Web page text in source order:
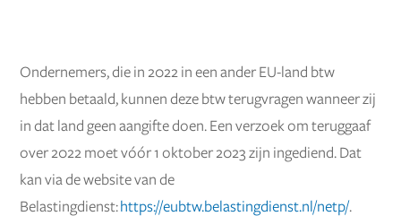
Ondernemers, die in 2022 in een ander EU-land btw
hebben betaald, kunnen deze btw terugvragen wanneer zij
in dat land geen aangifte doen. Een verzoek om teruggaaf
over 2022 moet vóór 1 oktober 2023 zijn ingediend. Dat
kan via de website van de
Belastingdienst: https://eubtw.belastingdienst.nl/netp/.